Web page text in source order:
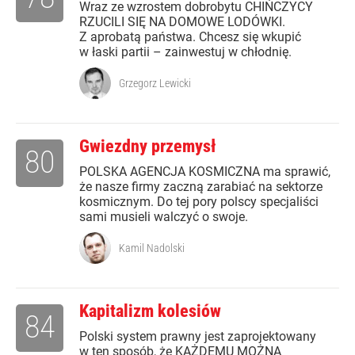
Wraz ze wzrostem dobrobytu CHIŃCZYCY
RZUCILI SIĘ NA DOMOWE LODÓWKI.
Z aprobatą państwa. Chcesz się wkupić
w łaski partii – zainwestuj w chłodnię.
Grzegorz Lewicki
Gwiezdny przemysł
POLSKA AGENCJA KOSMICZNA ma sprawić,
że nasze firmy zaczną zarabiać na sektorze
kosmicznym. Do tej pory polscy specjaliści
sami musieli walczyć o swoje.
80
Kamil Nadolski
Kapitalizm kolesiów
Polski system prawny jest zaprojektowany
w ten sposób, że KAŻDEMU MOŻNA
84